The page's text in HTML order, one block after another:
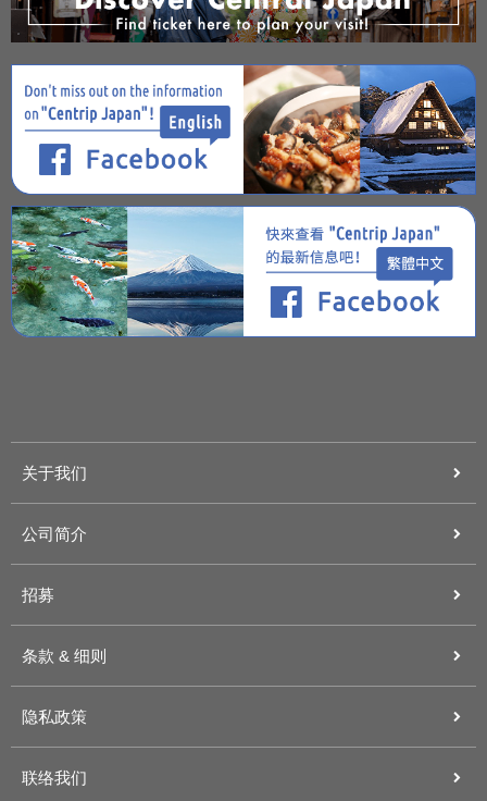
关于我们
公司简介
招募
条款 & 细则
隐私政策
联络我们